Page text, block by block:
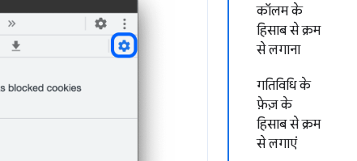
कॉलम के
हिसाब से क्रम
से लगाना
गतिविधि के
फ़ेज़ के
हिसाब से क्रम
से लगाएं